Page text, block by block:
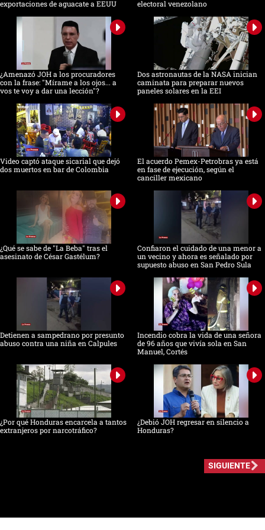
exportaciones de aguacate a EEUU
electoral venezolano
¿Amenazó JOH a los procuradores
con la frase: "Mírame a los ojos... a
vos te voy a dar una lección"?
Dos astronautas de la NASA inician
caminata para preparar nuevos
paneles solares en la EEI
Video captó ataque sicarial que dejó
dos muertos en bar de Colombia
El acuerdo Pemex-Petrobras ya está
en fase de ejecución, según el
canciller mexicano
¿Qué se sabe de "La Beba" tras el
asesinato de César Gastélum?
Confiaron el cuidado de una menor a
un vecino y ahora es señalado por
supuesto abuso en San Pedro Sula
Detienen a sampedrano por presunto
abuso contra una niña en Calpules
Incendio cobra la vida de una señora
de 96 años que vivía sola en San
Manuel, Cortés
¿Por qué Honduras encarcela a tantos
extranjeros por narcotráfico?
¿Debió JOH regresar en silencio a
Honduras?
SIGUIENTE